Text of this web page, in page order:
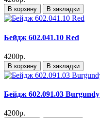
В корзину В закладки
Бейдж 602.041.10 Red
4200р.
В корзину В закладки
Бейдж 602.091.03 Burgundy
4200р.